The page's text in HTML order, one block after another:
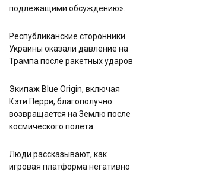
подлежащими обсуждению».
Республиканские сторонники
Украины оказали давление на
Трампа после ракетных ударов
Экипаж Blue Origin, включая
Кэти Перри, благополучно
возвращается на Землю после
космического полета
Люди рассказывают, как
игровая платформа негативно